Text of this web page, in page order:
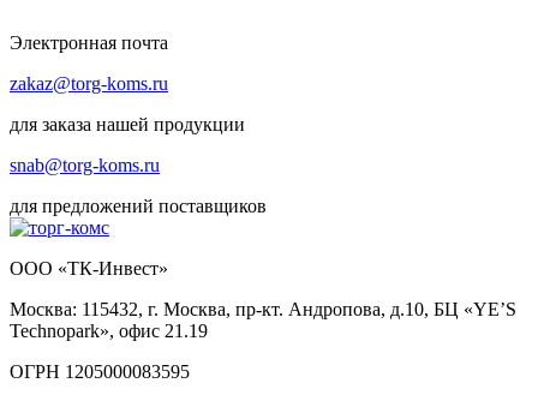
Электронная почта
zakaz@torg-koms.ru
для заказа нашей продукции
snab@torg-koms.ru
для предложений поставщиков
ООО «ТК-Инвест»
Москва: 115432, г. Москва, пр-кт. Андропова, д.10, БЦ «YE’S
Technopark», офис 21.19
ОГРН 1205000083595